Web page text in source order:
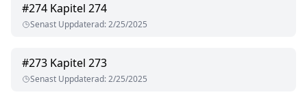
#274 Kapitel 274
Senast Uppdaterad:2/25/2025
#273 Kapitel 273
Senast Uppdaterad:2/25/2025